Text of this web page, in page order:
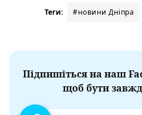
Теги: #новини Дніпра
Підпишіться на наш
щоб бути